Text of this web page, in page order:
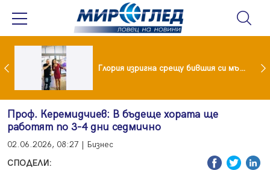
Мария и майка си построиха къща от 8000 стъклени бутилки Глория изригна срещу бившия си мъж: Беше със 120-килограмова жена! Искаше бърза печалба...
Проф. Керемидчиев: В бъдеще хората ще
работят по 3-4 дни седмично
02.06.2026, 08:27 | Бизнес
СПОДЕЛИ: